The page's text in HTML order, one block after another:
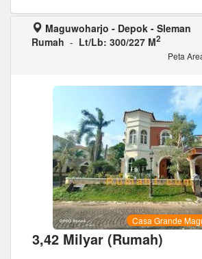
Maguwoharjo - Depok - Sleman
Rumah - Lt/Lb: 300/227 M2
Peta
Casa Grande
3,42 Milyar (Rumah)